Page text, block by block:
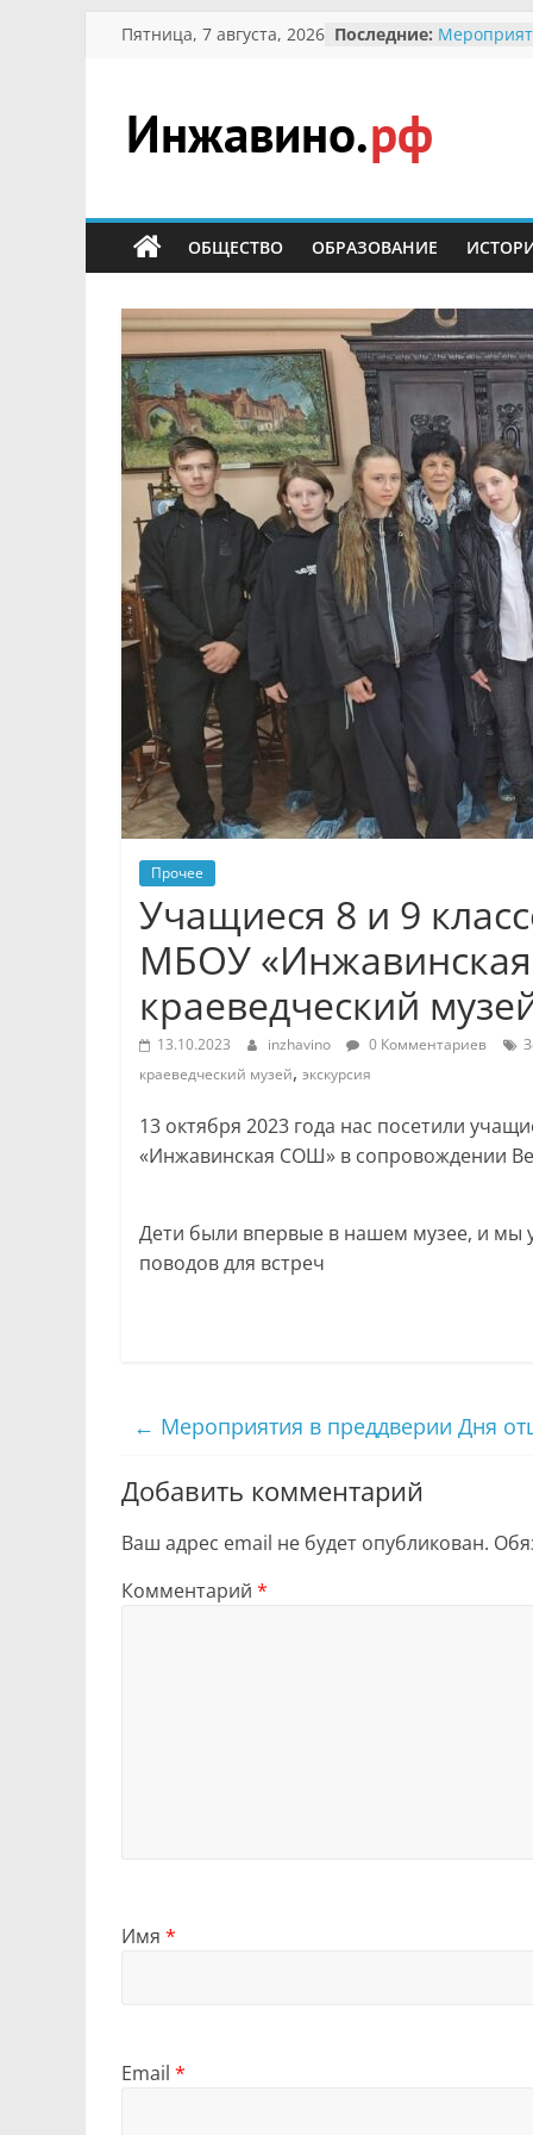
Перейти
Пятница, 7 августа, 2026 Последние:
Ученики
В вольере
суслики
Инжавино.рф
сельский
портал
ОБЩЕСТВО ОБРАЗОВАНИЕ
Прочее
Учащиеся 8 и 9
МБОУ
краеведческий
13.10.2023 inzhavino 0 Комментариев
краеведческий музей, экскурсия
13 октября 2023 года нас посетили
«Инжавинская СОШ» в сопровождении
Дети были впервые в нашем музее, и мы
поводов для встреч
← Мероприятия в преддверии Дня
Добавить комментарий
Ваш адрес email не будет опубликован.
Комментарий *
Имя *
Email *